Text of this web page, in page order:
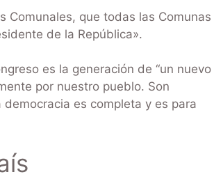
Comunales, que todas las Comunas
de la República».
es la generación de “un nuevo
por nuestro pueblo. Son
es completa y es para